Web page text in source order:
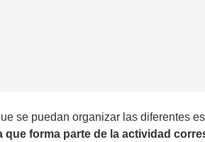
se puedan organizar las diferentes
que forma parte de la actividad